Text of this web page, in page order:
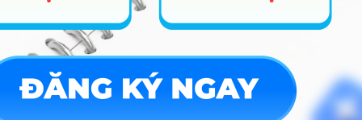
Nhóm Kinh tế - Tài chính
Nhóm Nông lâm, Thủy sản, Môi
trường
3 ngành | Xem chi tiết